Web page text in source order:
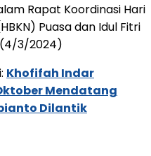
Rapat Koordinasi Hari
Puasa dan Idul Fitri
(4/3/2024)
Khofifah Indar
Mendatang
Dilantik